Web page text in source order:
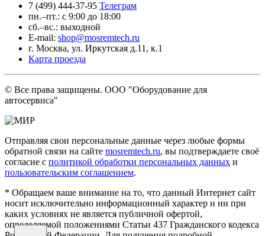
7 (499) 444-37-95 Телеграм
пн.–пт.: с 9:00 до 18:00
сб.–вс.: выходной
E-mail: shop@mosremtech.ru
г. Москва, ул. Иркутская д.11, к.1
Карта проезда
© Все права защищены. ООО "Оборудование для
автосервиса"
Отправляя свои персональные данные через любые формы
обратной связи на сайте mosremtech.ru, вы подтверждаете своё
согласие с политикой обработки персональных данных и
пользовательским соглашением.
* Обращаем ваше внимание на то, что данный Интернет сайт
носит исключительно информационный характер и ни при
каких условиях не является публичной офертой,
определяемой положениями Статьи 437 Гражданского кодекса